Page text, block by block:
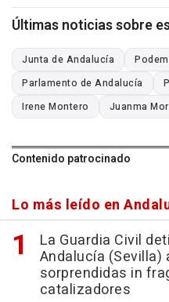
Últimas noticias sobre
Junta de Andalucía
Parlamento de Andalucía
Irene Montero
Juanma
Contenido patrocinado
Lo más leído en
La Guardia Civil
Andalucía (Sevilla)
sorprendidas in
catalizadores